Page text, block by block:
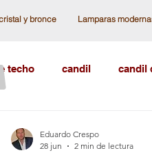
y bronce Lamparas
techo candil candil
Eduardo Crespo
28 jun
2 min de lectura